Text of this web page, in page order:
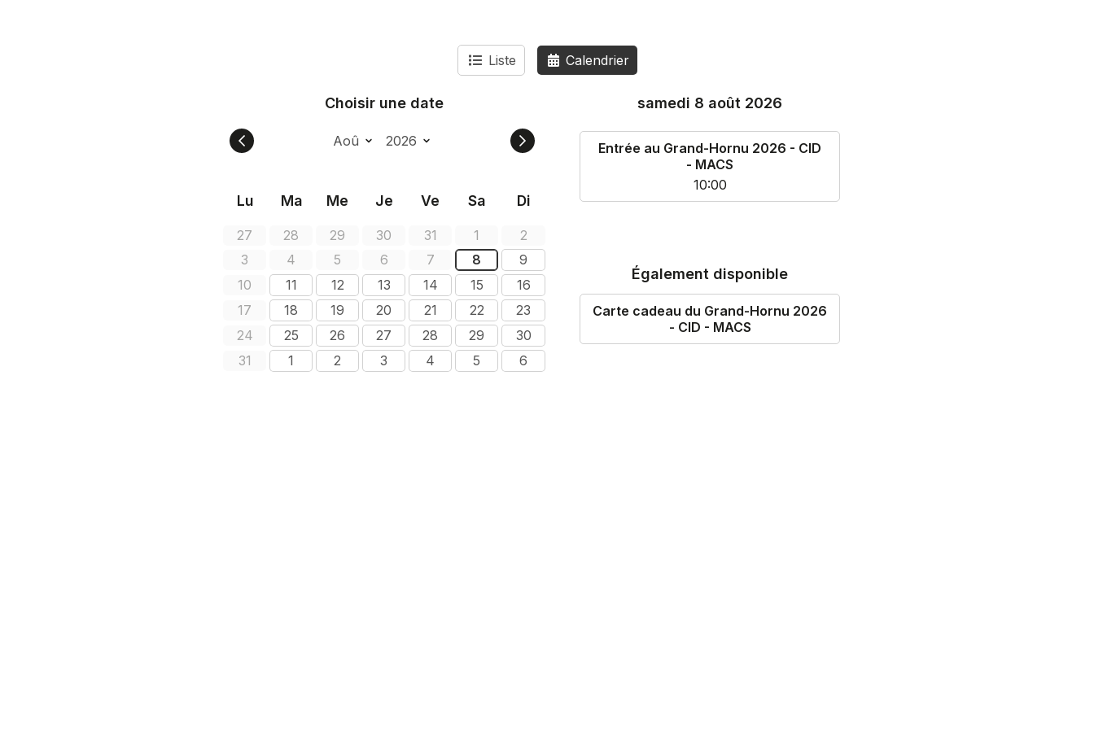
Liste Calendrier
Choisir une date
Lu Ma Me Je Ve Sa Di
27 28 29 30 31 1
2
3
4 5 6 7 8
9
10
11 12 13 14 15
16
17
18 19 20 21 22
23
24
25 26 27 28 29
30
31
1 2 3 4 5 6
samedi 8 août 2026
Entrée au Grand-Hornu 2026 - CID
- MACS
10:00
Également disponible
Carte cadeau du Grand-Hornu 2026
- CID - MACS